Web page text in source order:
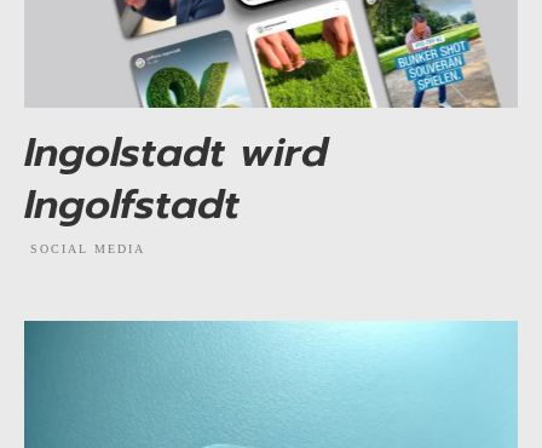
Ingolstadt wird
Ingolfstadt
SOCIAL MEDIA